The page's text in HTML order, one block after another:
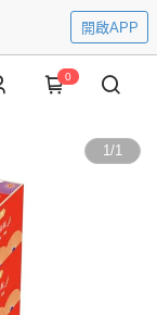
開啟APP
0
1/1